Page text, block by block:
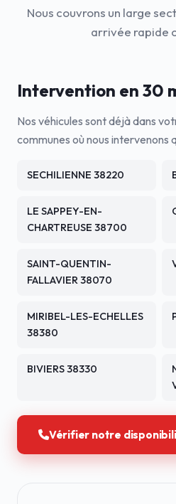
Nous couvrons un large
arrivée rapide
Intervention en 30
Nos véhicules sont déjà dans
communes où nous intervenons
SECHILIENNE 38220
LE SAPPEY-EN-
CHARTREUSE 38700
SAINT-QUENTIN-
FALLAVIER 38070
MIRIBEL-LES-ECHELLES
38380
BIVIERS 38330
Vérifier notre